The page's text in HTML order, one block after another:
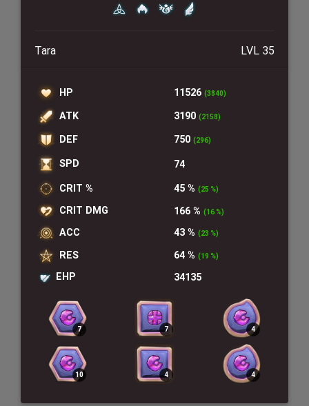
Tara LVL 35
HP 11526 (3840)
ATK 3190 (2158)
DEF 750 (296)
SPD
74
CRIT %
45 % (25 %)
CRIT DMG 166 % (16 %)
ACC 43 % (23 %)
RES 64 % (19 %)
EHP 34135